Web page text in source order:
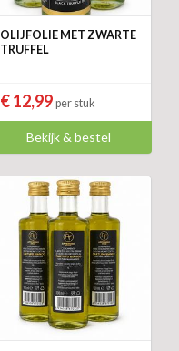
OLIJFOLIE MET ZWARTE
TRUFFEL
€ 12,99 per stuk
Bekijk & bestel